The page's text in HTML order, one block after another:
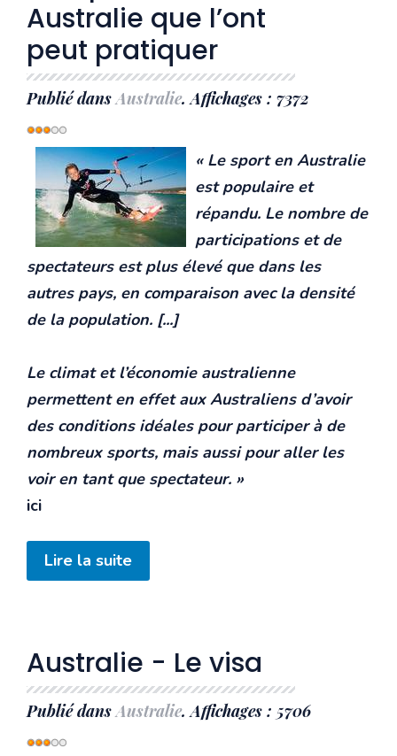
Australie que l’ont
peut pratiquer
Publié dans Australie. Affichages : 7372
Vote
utilisateur:3/5
« Le sport en Australie
est populaire et
répandu. Le nombre de
participations et de
spectateurs est plus élevé que dans les
autres pays, en comparaison avec la densité
de la population. [...]
Le climat et l’économie australienne
permettent en effet aux Australiens d’avoir
des conditions idéales pour participer à de
nombreux sports, mais aussi pour aller les
voir en tant que spectateur. »
ici
Lire la suite
Australie - Le visa
Publié dans Australie. Affichages : 5706
Vote